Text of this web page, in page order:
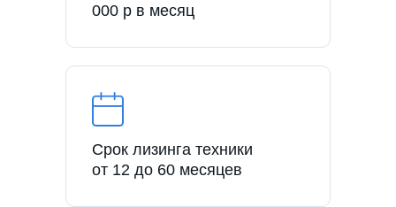
000 р в месяц
Срок лизинга техники
от 12 до 60 месяцев